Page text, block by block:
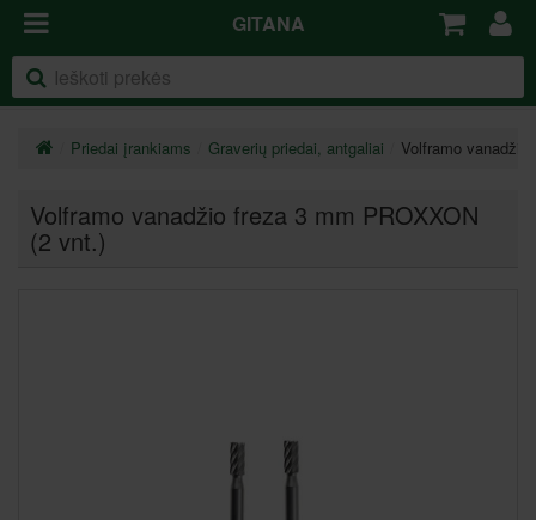
GITANA
Priedai įrankiams Graverių priedai, antgaliai Volframo
Volframo vanadžio freza 3 mm PROXXON
(2 vnt.)